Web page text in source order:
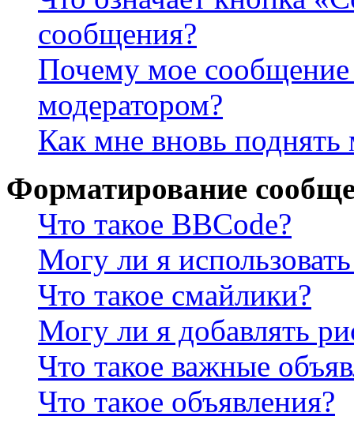
сообщения?
Почему мое сообщение
модератором?
Как мне вновь
Форматирование
Что такое BBCode?
Могу ли я
Что такое смайлики?
Могу ли я добавлять
Что такое важные
Что такое объявления?